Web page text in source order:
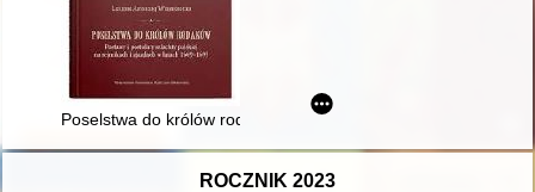
Poselstwa do królów rodaków : postawy i postulaty szlachty
ROCZNIK 2023